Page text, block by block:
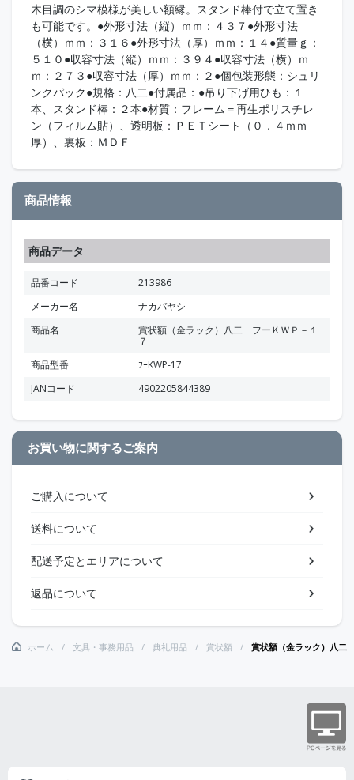
木目調のシマ模様が美しい額縁。スタンド棒付で立て置き
も可能です。●外形寸法（縦）ｍｍ：４３７●外形寸法
（横）ｍｍ：３１６●外形寸法（厚）ｍｍ：１４●質量ｇ：
５１０●収容寸法（縦）ｍｍ：３９４●収容寸法（横）ｍ
ｍ：２７３●収容寸法（厚）ｍｍ：２●個包装形態：シュリ
ンクパック●規格：八二●付属品：●吊り下げ用ひも：１
本、スタンド棒：２本●材質：フレーム＝再生ポリスチレ
ン（フィルム貼）、透明板：ＰＥＴシート（０．４ｍｍ
厚）、裏板：ＭＤＦ
商品情報
商品データ
品番コード
213986
メーカー名
ナカバヤシ
商品名
賞状額（金ラック）八二 フーＫＷＰ－１
７
商品型番
ﾌｰKWP-17
JANコード
4902205844389
お買い物に関するご案内
ご購入について
送料について
配送予定とエリアについて
返品について
ホーム 文具・事務用品 典礼用品 賞状額 賞状額（金ラック）八二